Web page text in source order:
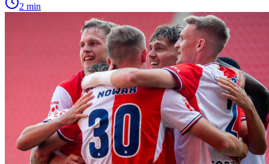
2 min